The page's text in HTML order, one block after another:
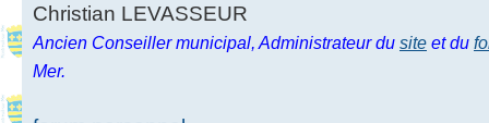
Christian LEVASSEUR
Ancien Conseiller municipal, Administrateur du site et du
Mer.